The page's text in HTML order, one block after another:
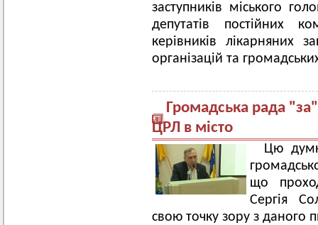
заступників міського
депутатів постійних
керівників лікарняних
організацій та
Громадська рада
ЦРЛ в місто
Цю
що
Сергія
свою точку зору з даного